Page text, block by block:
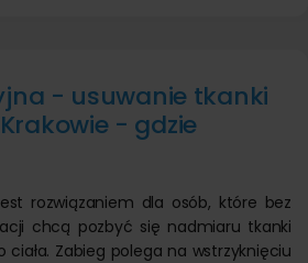
- usuwanie tkanki
- gdzie
rozwiązaniem dla osób, które bez
chcą pozbyć się nadmiaru tkanki
ciała. Zabieg polega na wstrzyknięciu